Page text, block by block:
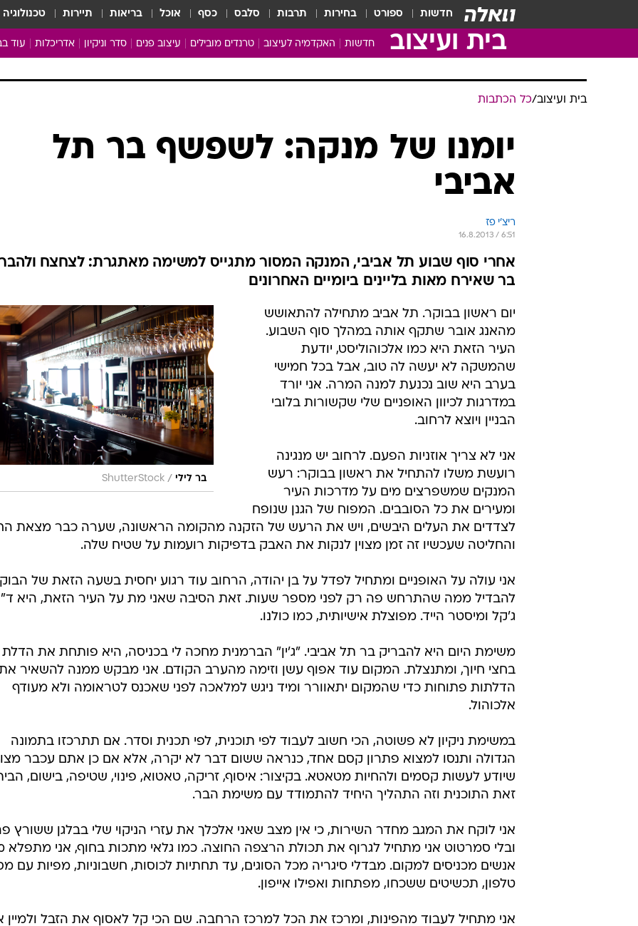
חדשות ספורט בחירות תרבות סלבס כסף אוכל בריאות תיירות טכנולוגיה
בית ועיצוב חדשות האקדמיה לעיצוב טרנדים מובילים עיצוב פנים סדר וניקיון
מדריך הניקיון
אדריכלות עוד
בית ועיצוב/כל הכתבות
יומנו של מנקה: לשפשף בר תל
אביבי
ריצ'י פז
16.8.2013 / 6:51
אחרי סוף שבוע תל אביבי, המנקה המסור מתגייס למשימה מאתגרת: לצחצח
בר שאירח מאות בליינים ביומיים האחרונים
בר לילי /
ShutterStock
יום ראשון בבוקר. תל אביב מתחילה להתאושש
מהאנג אובר שתקף אותה במהלך סוף השבוע.
העיר הזאת היא כמו אלכוהוליסט, יודעת
שהמשקה לא יעשה לה טוב, אבל בכל חמישי
בערב היא שוב נכנעת למנה המרה. אני יורד
במדרגות לכיוון האופניים שלי שקשורות בלובי
הבניין ויוצא לרחוב.
אני לא צריך אוזניות הפעם. לרחוב יש מנגינה
רועשת משלו להתחיל את ראשון בבוקר: רעש
המנקים שמשפרצים מים על מדרכות העיר
ומעירים את כל הסובבים. המפוח של הגנן שנופח
לצדדים את העלים היבשים, ויש את הרעש של הזקנה מהקומה הראשונה, שערה כבר מצאת
והחליטה שעכשיו זה זמן מצוין לנקות את האבק בדפיקות רועמות על שטיח שלה.
אני עולה על האופניים ומתחיל לפדל על בן יהודה, הרחוב עוד רגוע יחסית בשעה הזאת של
להבדיל ממה שהתרחש פה רק לפני מספר שעות. זאת הסיבה שאני מת על העיר הזאת, היא
ג'קל ומיסטר הייד. מפוצלת אישיותית, כמו כולנו.
משימת היום היא להבריק בר תל אביבי. "ג'ין" הברמנית מחכה לי בכניסה, היא פותחת את הדלת
בחצי חיוך, ומתנצלת. המקום עוד אפוף עשן וזימה מהערב הקודם. אני מבקש ממנה להשאיר
הדלתות פתוחות כדי שהמקום יתאוורר ומיד ניגש למלאכה לפני שאכנס לטראומה ולא מעודף
אלכוהול.
במשימת ניקיון לא פשוטה, הכי חשוב לעבוד לפי תוכנית, לפי תכנית וסדר. אם תתרכזו בתמונה
הגדולה ותנסו למצוא פתרון קסם אחד, כנראה ששום דבר לא יקרה, אלא אם כן אתם עכבר
שיודע לעשות קסמים ולהחיות מטאטא. בקיצור: איסוף, זריקה, טאטוא, פינוי, שטיפה, בישום,
זאת התוכנית וזה התהליך היחיד להתמודד עם משימת הבר.
אני לוקח את המגב מחדר השירות, כי אין מצב שאני אלכלך את עזרי הניקוי שלי בבלגן ששורץ
ובלי סמרטוט אני מתחיל לגרוף את תכולת הרצפה החוצה. כמו גלאי מתכות בחוף, אני מתפלא
אנשים מכניסים למקום. מבדלי סיגריה מכל הסוגים, עד תחתיות לכוסות, חשבוניות, מפיות עם
טלפון, תכשיטים ששכחו, מפתחות ואפילו אייפון.
אני מתחיל לעבוד מהפינות, ומרכז את הכל למרכז הרחבה. שם הכי קל לאסוף את הזבל ולמיין